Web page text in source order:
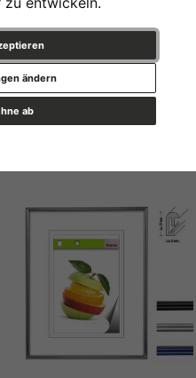
ab
ändern
Rahmenloser Bilderrahmen
Clip-Fix, Normalglas